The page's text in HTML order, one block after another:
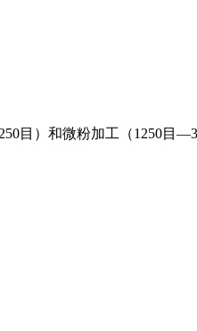
目）和微粉加工（1250目